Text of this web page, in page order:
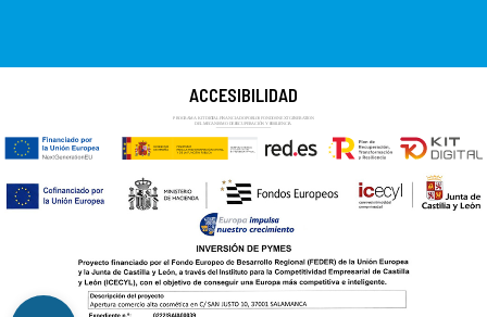
ACCESIBILIDAD